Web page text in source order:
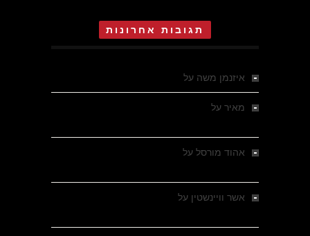
תגובות אחרונות
איזנמן משה על
מאיר על
אהוד מורסל על
אשר וויינשטין על